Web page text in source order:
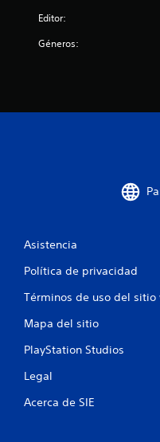
Editor:
Géneros:
Asistencia
Política de privacidad
Términos de uso del sitio
Mapa del sitio
PlayStation Studios
Legal
Acerca de SIE